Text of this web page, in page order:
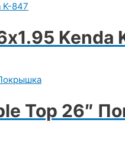
Kenda
Top 26″